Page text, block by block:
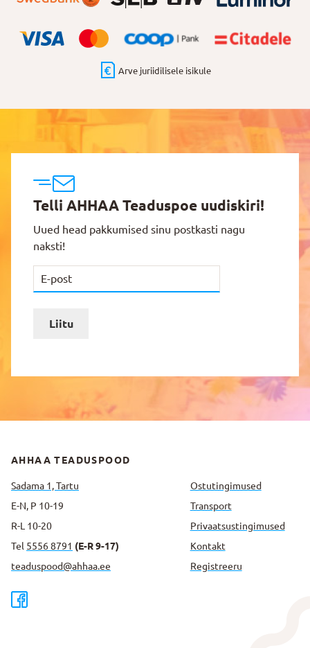
Arve juriidilisele isikule
Telli AHHAA Teaduspoe uudiskiri!
Uued head pakkumised sinu postkasti nagu
naksti!
Liitu
AHHAA TEADUSPOOD
Sadama 1, Tartu
E-N, P 10-19
R-L 10-20
Tel 5556 8791 (E-R 9-17)
teaduspood@ahhaa.ee
Ostutingimused
Transport
Privaatsus­tingimused
Kontakt
Registreeru